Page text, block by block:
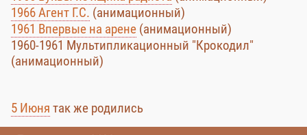
1966 Агент Г.С. (анимационный)
1961 Впервые на арене (анимационный)
1960-1961 Мультипликационный "Крокодил"
(анимационный)
5 Июня так же родились